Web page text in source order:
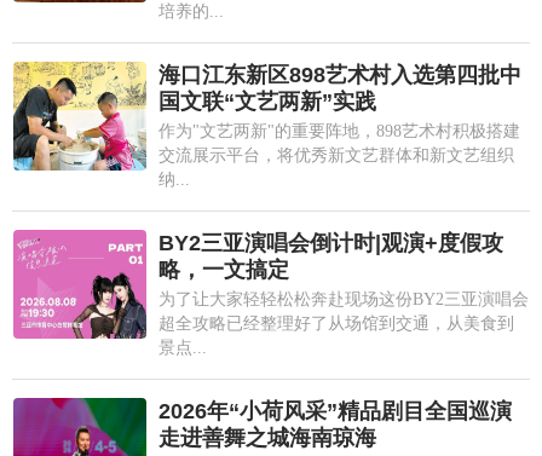
培养的...
海口江东新区898艺术村入选第四批中
国文联“文艺两新”实践
作为"文艺两新"的重要阵地，898艺术村积极搭建
交流展示平台，将优秀新文艺群体和新文艺组织
纳...
BY2三亚演唱会倒计时|观演+度假攻
略，一文搞定
为了让大家轻轻松松奔赴现场这份BY2三亚演唱会
超全攻略已经整理好了从场馆到交通，从美食到
景点...
2026年“小荷风采”精品剧目全国巡演
走进善舞之城海南琼海